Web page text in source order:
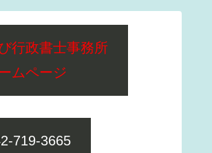
行政書士事務所
ムページ
719-3665